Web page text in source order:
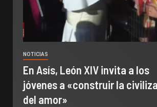
NOTICIAS
En Asís, León XIV invita a los
jóvenes a «construir la
del amor»